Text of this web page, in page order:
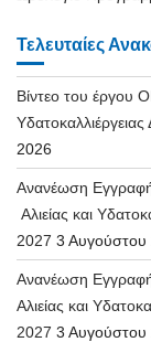
Τελευταίες
Βίντεο του έργου
2026
Ανανέωση
Αλιείας και
2027 3 Αυγούστου
Ανανέωση
Αλιείας και
2027 3 Αυγούστου